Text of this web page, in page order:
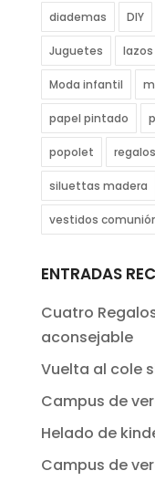
diademas DIY
Juguetes lazos
Moda infantil
papel pintado
popolet regalos
siluettas madera
vestidos
ENTRADAS
Cuatro
aconsejable
Vuelta al cole
Campus de
Helado de
Campus de